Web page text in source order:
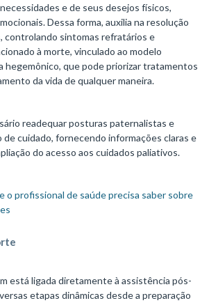
e de seus desejos físicos,
Dessa forma, auxilia na resolução
controlando sintomas refratários e
à morte, vinculado ao modelo
hegemônico, que pode priorizar tratamentos
da vida de qualquer maneira.
readequar posturas paternalistas e
de cuidado, fornecendo informações claras e
do acesso aos cuidados paliativos.
o profissional de saúde precisa saber sobre
está ligada diretamente à assistência pós-
etapas dinâmicas desde a preparação